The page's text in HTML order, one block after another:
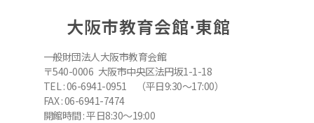
大阪市教育会館⋅東館
一般財団法人大阪市教育会館
〒540-0006 大阪市中央区法円坂1-1-18
TEL : 06-6941-0951 （平日9:30～17:00）
FAX : 06-6941-7474
開館時間 : 平日8:30～19:00